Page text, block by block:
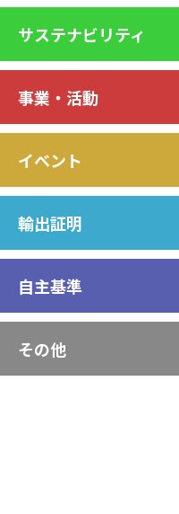
サステナビリティ
事業・活動
イベント
輸出証明
自主基準
その他